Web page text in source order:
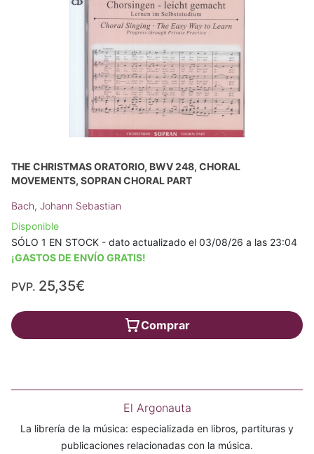
THE CHRISTMAS ORATORIO, BWV 248, CHORAL
MOVEMENTS, SOPRAN CHORAL PART
Bach, Johann Sebastian
Disponible
SÓLO 1 EN STOCK - dato actualizado el 03/08/26 a las 23:04
¡GASTOS DE ENVÍO GRATIS!
PVP. 25,35€
Comprar
El Argonauta
La librería de la música: especializada en libros, partituras y
publicaciones relacionadas con la música.